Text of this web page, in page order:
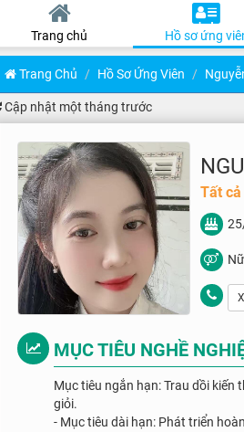
Trang chủ Hồ sơ ứng
Trang Chủ Hồ Sơ Ứng Viên
Cập nhật một tháng trước
Tất
Nữ
MỤC TIÊU NGHỀ
Mục tiêu ngắn hạn: Trau dồi
giỏi.
- Mục tiêu dài hạn: Phát triển